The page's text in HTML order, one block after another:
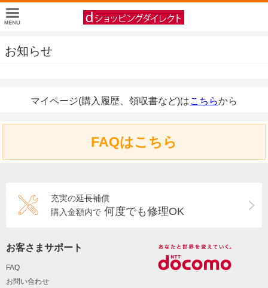
お知らせ
マイページ(購入履歴、領収書など)はこちらから
FAQはこちら
充実の延長補償
購入金額内で 何度でも修理OK
お客さまサポート
FAQ
お問い合わせ